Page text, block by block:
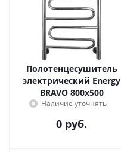
Полотенцесушитель
электрический Energy
BRAVO 800x500
Наличие уточнять
0 руб.